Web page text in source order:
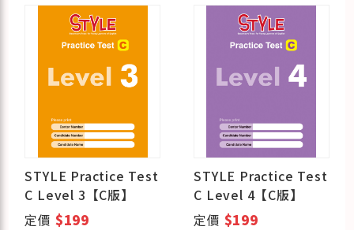
STYLE Practice Test
C Level 3【C版】
定價 $199
STYLE Practice Test
C Level 4【C版】
定價 $199